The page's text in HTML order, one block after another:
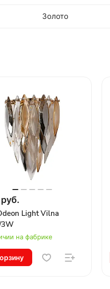
Золото
Light Vilna
на фабрике